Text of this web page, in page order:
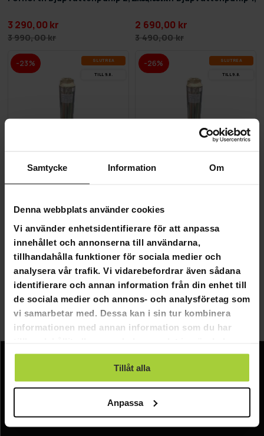
Samtycke Information Om
Denna webbplats använder cookies
Vi använder enhetsidentifierare för att anpassa
innehållet och annonserna till användarna,
tillhandahålla funktioner för sociala medier och
analysera vår trafik. Vi vidarebefordrar även sådana
identifierare och annan information från din enhet till
de sociala medier och annons- och analysföretag som
vi samarbetar med. Dessa kan i sin tur kombinera
informationen med annan information som du har
använt deras tjänster.
Tillåt alla
Anpassa
3 290,00 kr
3 990,00 kr
2 690,00 kr
3 490,00 kr
-23% SLUT­REA
TILL 9.8.
Fornorth Djupvattenpump 1,1kw, 1,5HP
2 290,00 kr
2 990,00 kr
-26% SLUT­REA
TILL 9.8.
Fornorth Djupvattenpump
1 990,00 kr
2 690,00 kr
Sida 1 av 1
Pumpar
Företagsinformation
Om oss